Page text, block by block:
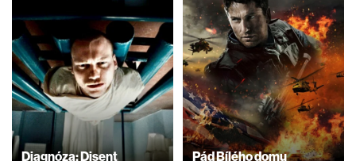
Diagnóza: Disent Pád Bílého domu